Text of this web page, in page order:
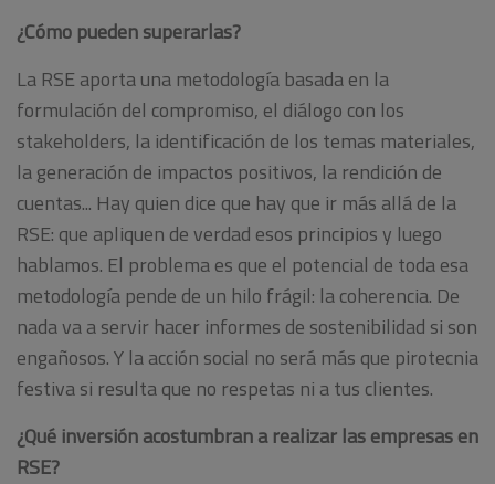
¿Cómo pueden superarlas?
La RSE aporta una metodología basada en la
formulación del compromiso, el diálogo con los
stakeholders, la identificación de los temas materiales,
la generación de impactos positivos, la rendición de
cuentas... Hay quien dice que hay que ir más allá de la
RSE: que apliquen de verdad esos principios y luego
hablamos. El problema es que el potencial de toda esa
metodología pende de un hilo frágil: la coherencia. De
nada va a servir hacer informes de sostenibilidad si son
engañosos. Y la acción social no será más que pirotecnia
festiva si resulta que no respetas ni a tus clientes.
¿Qué inversión acostumbran a realizar las empresas en
RSE?